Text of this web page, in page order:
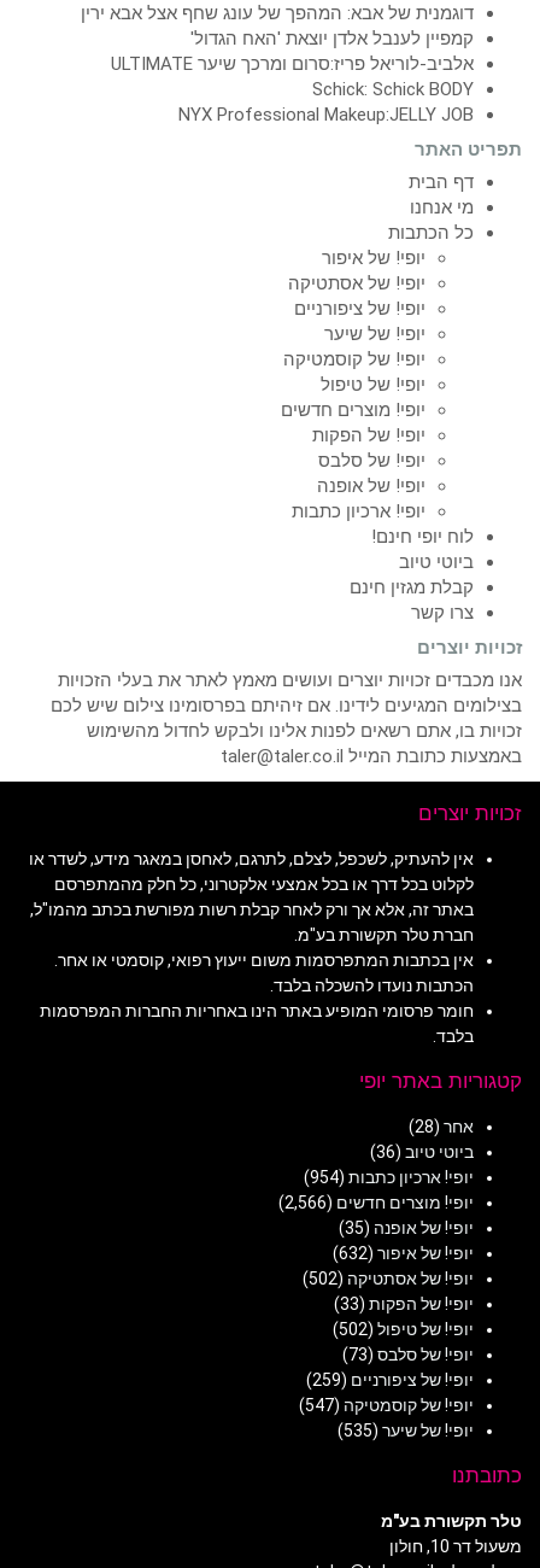
דוגמנית של אבא: המהפך של עונג שחף אצל אבא ירין
קמפיין לענבל אלדן יוצאת 'האח הגדול'
אלביב-לוריאל פריז:סרום ומרכך שיער ULTIMATE
Schick: Schick BODY
NYX Professional Makeup:JELLY JOB
תפריט האתר
דף הבית
מי אנחנו
כל הכתבות
יופי! של איפור
יופי! של אסתטיקה
יופי! של ציפורניים
יופי! של שיער
יופי! של קוסמטיקה
יופי! של טיפול
יופי! מוצרים חדשים
יופי! של הפקות
יופי! של סלבס
יופי! של אופנה
יופי! ארכיון כתבות
לוח יופי חינם!
ביוטי טיוב
קבלת מגזין חינם
צרו קשר
זכויות יוצרים
אנו מכבדים זכויות יוצרים ועושים מאמץ לאתר את בעלי הזכויות
בצילומים המגיעים לידינו. אם זיהיתם בפרסומינו צילום שיש לכם
זכויות בו, אתם רשאים לפנות אלינו ולבקש לחדול מהשימוש
באמצעות כתובת המייל taler@taler.co.il
זכויות יוצרים
אין להעתיק, לשכפל, לצלם, לתרגם, לאחסן במאגר מידע, לשדר או
לקלוט בכל דרך או בכל אמצעי אלקטרוני, כל חלק מהמתפרסם
באתר זה, אלא אך ורק לאחר קבלת רשות מפורשת בכתב מהמו"ל,
חברת טלר תקשורת בע"מ.
אין בכתבות המתפרסמות משום ייעוץ רפואי, קוסמטי או אחר.
הכתבות נועדו להשכלה בלבד.
חומר פרסומי המופיע באתר הינו באחריות החברות המפרסמות
בלבד.
קטגוריות באתר יופי
אחר (28)
ביוטי טיוב (36)
יופי! ארכיון כתבות (954)
יופי! מוצרים חדשים (2,566)
יופי! של אופנה (35)
יופי! של איפור (632)
יופי! של אסתטיקה (502)
יופי! של הפקות (33)
יופי! של טיפול (502)
יופי! של סלבס (73)
יופי! של ציפורניים (259)
יופי! של קוסמטיקה (547)
יופי! של שיער (535)
כתובתנו
טלר תקשורת בע"מ
משעול דר 10, חולון